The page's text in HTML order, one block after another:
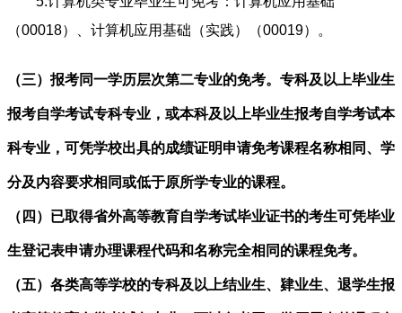
（00018）、计算机应用基础（实践）（00019）。
（三）报考同一学历层次第二专业的免考。专科及以上毕业生
报考自学考试专科专业，或本科及以上毕业生报考自学考试本
科专业，可凭学校出具的成绩证明申请免考课程名称相同、学
分及内容要求相同或低于原所学专业的课程。
（四）已取得省外高等教育自学考试毕业证书的考生可凭毕业
生登记表申请办理课程代码和名称完全相同的课程免考。
（五）各类高等学校的专科及以上结业生、肄业生、退学生报